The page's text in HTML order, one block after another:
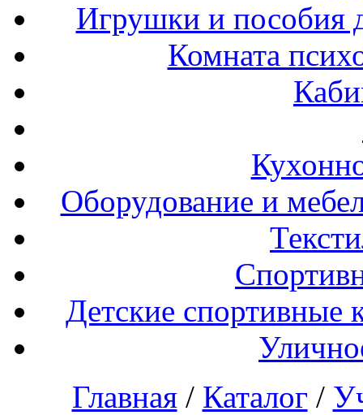
Игрушки и пособия
Комната
Оборудование и
Детские спортивные
Главная/ Каталог /